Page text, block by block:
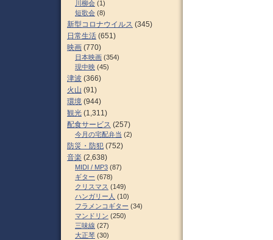
川柳会 (1)
短歌会 (8)
新型コロナウイルス (345)
日常生活 (651)
映画 (770)
日本映画 (354)
現中映 (45)
津波 (366)
火山 (91)
環境 (944)
観光 (1,311)
配食サービス (257)
今月の宅配弁当 (2)
防災・防犯 (752)
音楽 (2,638)
MIDI / MP3 (87)
ギター (678)
クリスマス (149)
ハンガリー人 (10)
フラメンコギター (34)
マンドリン (250)
三味線 (27)
大正琴 (30)